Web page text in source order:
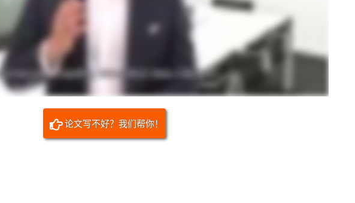
论文写不好？我们帮你！